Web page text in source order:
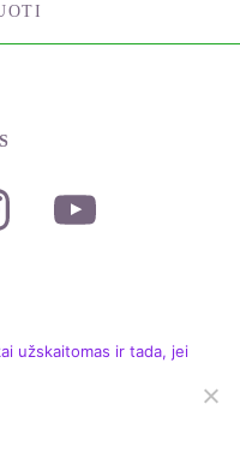
užskaitomas ir tada, jei